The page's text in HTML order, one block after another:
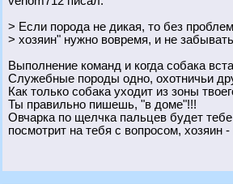
> Если порода не дикая, то без
> хозяин" нужно вовремя, и не
Выполнение команд и когда собака
Служебные породы одно, охотничьи
Как только собака уходит из зоны
Ты правильно пишешь, "в доме"!!!
Овчарка по щелчка пальцев будет
посмотрит на тебя с вопросом, хозяин